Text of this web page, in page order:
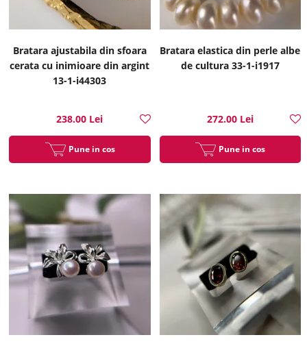
Bratara ajustabila din sfoara
cerata cu inimioare din argint
13-1-i44303
238.00 Lei
Pune in cos
Bratara elastica din perle albe
de cultura 33-1-i1917
272.00 Lei
Pune in cos